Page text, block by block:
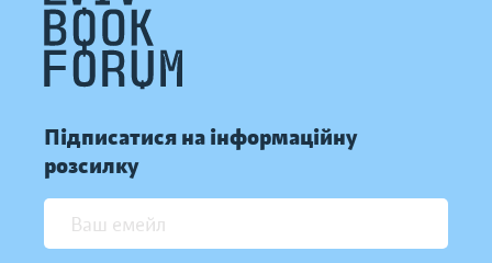
Підписатися на інформаційну
розсилку